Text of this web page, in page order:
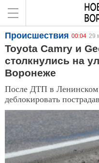
Происшествия 00:04 29
Toyota Camry и
столкнулись на
Воронеже
После ДТП в Ленинском
деблокировать